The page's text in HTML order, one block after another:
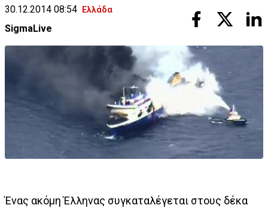
30.12.2014 08:54 Ελλάδα
SigmaLive
Ένας ακόμη Έλληνας συγκαταλέγεται στους δέκα